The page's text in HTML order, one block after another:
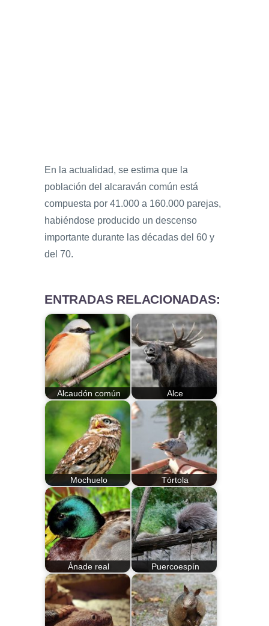
En la actualidad, se estima que la
población del alcaraván común está
compuesta por 41.000 a 160.000 parejas,
habiéndose producido un descenso
importante durante las décadas del 60 y
del 70.
ENTRADAS RELACIONADAS:
Alcaudón común Alce
Mochuelo Tórtola
Ánade real Puercoespín